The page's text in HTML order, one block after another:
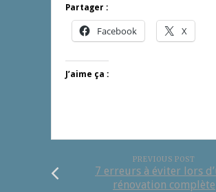
Partager :
Facebook X
J’aime ça :
PREVIOUS POST
7 erreurs à éviter lors
rénovation complète